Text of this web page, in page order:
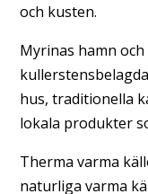
och kusten.
Myrinas hamn
hus, traditionella
lokala produkter
Therma varma
naturliga varma